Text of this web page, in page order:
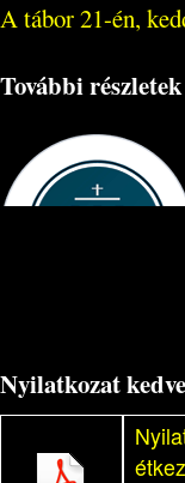
A tábor 21-én,
További részletek
Nyilatkozat